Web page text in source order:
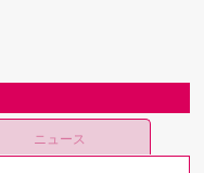
ニュース